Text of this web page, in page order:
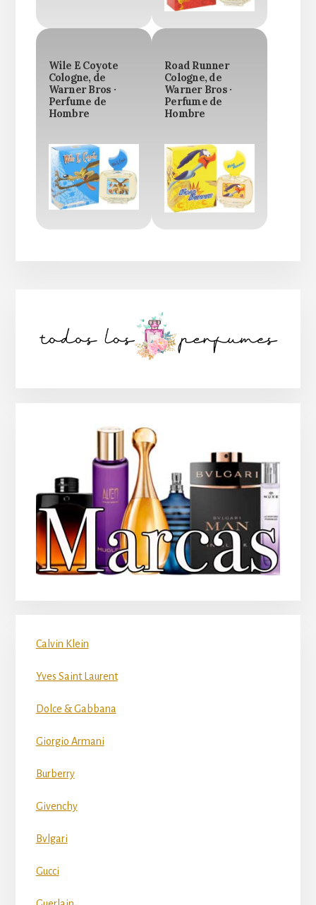
Wile E Coyote
Cologne, de
Warner Bros ·
Perfume de
Hombre
Road Runner
Cologne, de
Warner Bros ·
Perfume de
Hombre
lateral
Calvin Klein
Yves Saint Laurent
Dolce & Gabbana
Giorgio Armani
Burberry
Givenchy
Bvlgari
Gucci